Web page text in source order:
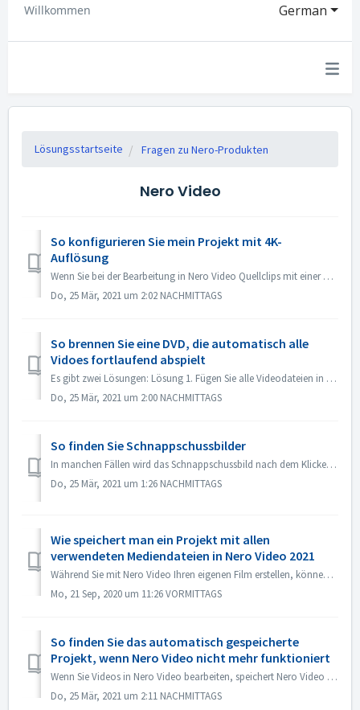
German
Willkommen
Lösungsstartseite Fragen zu Nero-Produkten
Nero Video
So konfigurieren Sie mein Projekt mit 4K-
Auflösung
Wenn Sie bei der Bearbeitung in Nero Video Quellclips mit einer Auflösung von 4K oder höher verwenden und die Ausgabedatei ebenfalls in 4K haben möchten, ge...
Do, 25 Mär, 2021 um 2:02 NACHMITTAGS
So brennen Sie eine DVD, die automatisch alle
Vidoes fortlaufend abspielt
Es gibt zwei Lösungen: Lösung 1. Fügen Sie alle Videodateien in einen Titel ein. Importieren Sie im Bearbeitungsbildschirm alle Videodateien, die Sie autom...
Do, 25 Mär, 2021 um 2:00 NACHMITTAGS
So finden Sie Schnappschussbilder
In manchen Fällen wird das Schnappschussbild nach dem Klicken auf die Schaltfläche "Snapshot" nicht unter "Meine Medien" angezeigt. Sie ...
Do, 25 Mär, 2021 um 1:26 NACHMITTAGS
Wie speichert man ein Projekt mit allen
verwendeten Mediendateien in Nero Video 2021
Während Sie mit Nero Video Ihren eigenen Film erstellen, können Sie mit Nero Video Ihre eigenen Mediendateien wie Video, Musik oder Bilder aus verschiedenen...
Mo, 21 Sep, 2020 um 11:26 VORMITTAGS
So finden Sie das automatisch gespeicherte
Projekt, wenn Nero Video nicht mehr funktioniert
Wenn Sie Videos in Nero Video bearbeiten, speichert Nero Video Ihr Projekt automatisch im Hintergrund. Wenn Nero Video aufhört zu arbeiten, bevor Sie Ihr P...
Do, 25 Mär, 2021 um 2:11 NACHMITTAGS